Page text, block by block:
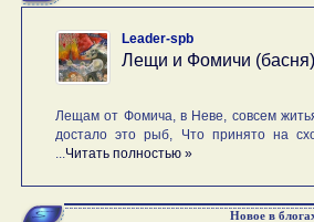
Leader-spb
Лещи и Фомичи (басня)
Лещам от Фомича, в Неве, совсем
достало это рыб, Что принято на
Читать полностью »
Новое в